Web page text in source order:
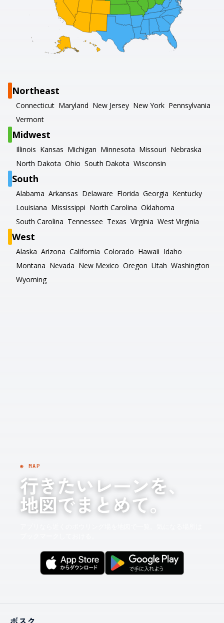
Northeast
Connecticut Maryland New Jersey New York Pennsylvania
Vermont
Midwest
Illinois Kansas Michigan Minnesota Missouri Nebraska
North Dakota Ohio South Dakota Wisconsin
South
Alabama Arkansas Delaware Florida Georgia Kentucky
Louisiana Mississippi North Carolina Oklahoma
South Carolina Tennessee Texas Virginia West Virginia
West
Alaska Arizona California Colorado Hawaii Idaho
Montana Nevada New Mexico Oregon Utah Washington
Wyoming
◉ MAP
行きたいレーンを、
地図でまとめて。